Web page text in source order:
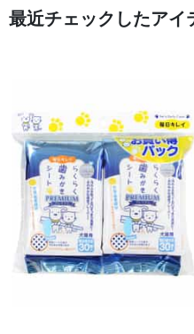
最近チェックしたアイ